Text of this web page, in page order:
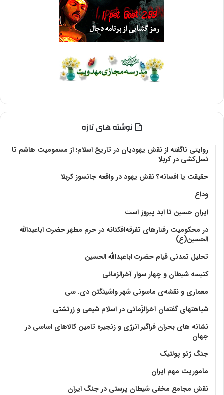
نوشته های تازه
روایتی ناگفته از نقش یهودیان در تاریخ اسلام؛ از مسمومیت هاشم تا
نسل‌کشی در کربلا
حقیقت یا افسانه؟‌ نقش یهود در واقعه جانسوز کربلا
وداع
ایران حسین تا ابد پیروز است
در محکومیت رفتارهای تفرقه‌افکنانه در حرم مطهر حضرت اباعبدالله
الحسین(ع)
تحلیل تمدنی قیام حضرت اباعبدالله الحسین
کنیسه شیطان و چهار سوار آخرالزمانی
معماری و نقشه‌ی ماسونی شهر واشينگتن دی. سی
شباهتهای گفتمان آخر‌الزّمانی در اسلام شیعی و زرتشتی
نشانه های بحران فراگیر انرژی و زنجیره تامین کالاهای اساسی در
جهان
جنگ ژئو پولتیک
ماموریت مهم ایران
نقش مجامع مخفی شیطان پرستی در جنگ ایران